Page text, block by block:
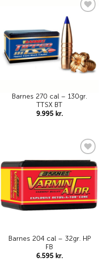
Barnes 270 cal – 130gr.
TTSX BT
9.995 kr.
Add to
wishlist
Barnes 204 cal – 32gr. HP
FB
6.595 kr.